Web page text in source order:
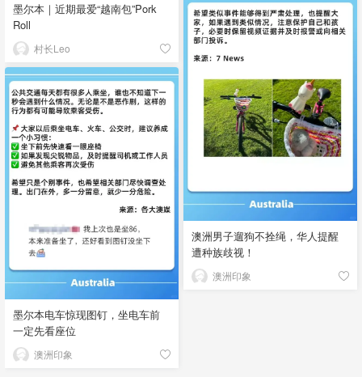
墨尔本｜近期最爱“越南包”Pork
Roll
村长Leo
澳洲男子遛狗不拴绳，华人提醒
遭种族歧视！
澳洲印象
墨尔本电车惊现图钉，坐电车前
一定先看座位
澳洲印象